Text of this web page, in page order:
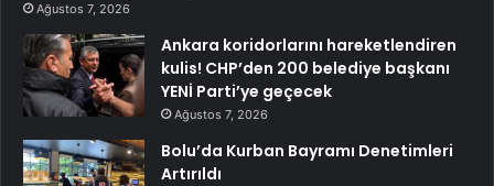
Ağustos 7, 2026
Ankara koridorlarını hareketlendiren
kulis! CHP’den 200 belediye başkanı
YENİ Parti’ye geçecek
Ağustos 7, 2026
Bolu’da Kurban Bayramı Denetimleri
Artırıldı